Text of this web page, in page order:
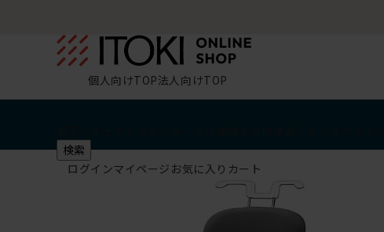
個人向けTOP法人向けTOP
検索
ログインマイページ お気に入り カート